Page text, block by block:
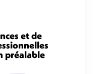
et de
préalable